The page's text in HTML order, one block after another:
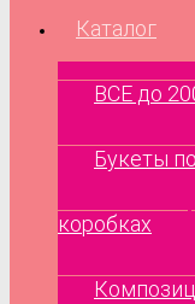
Каталог
ВСЕ до
Букеты
коробках